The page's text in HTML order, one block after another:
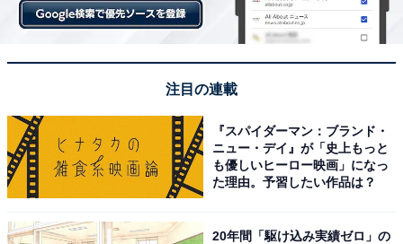
気や、館内および浴場全体の清潔感、スタッフの親
切な対応が素晴らしい。
注目の連載
『スパイダーマン：ブランド・
ニュー・デイ』が「史上もっと
も優しいヒーロー映画」になっ
た理由。予習したい作品は？
20年間「駆け込み実績ゼロ」の